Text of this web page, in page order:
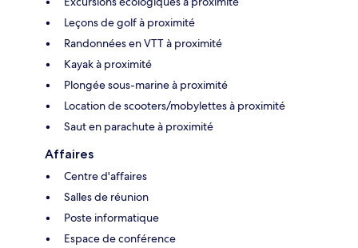
Leçons de golf à proximité
Randonnées en VTT à proximité
Kayak à proximité
Plongée sous-marine à proximité
Location de scooters/mobylettes à proximité
Saut en parachute à proximité
Affaires
Centre d'affaires
Salles de réunion
Poste informatique
Espace de conférence